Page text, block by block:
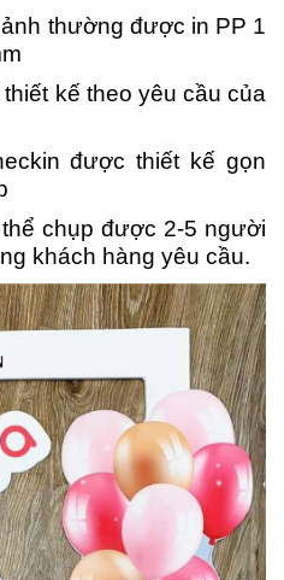
thường được in PP 1
kế theo yêu cầu của
được thiết kế gọn
chụp được 2-5 người
khách hàng yêu cầu.